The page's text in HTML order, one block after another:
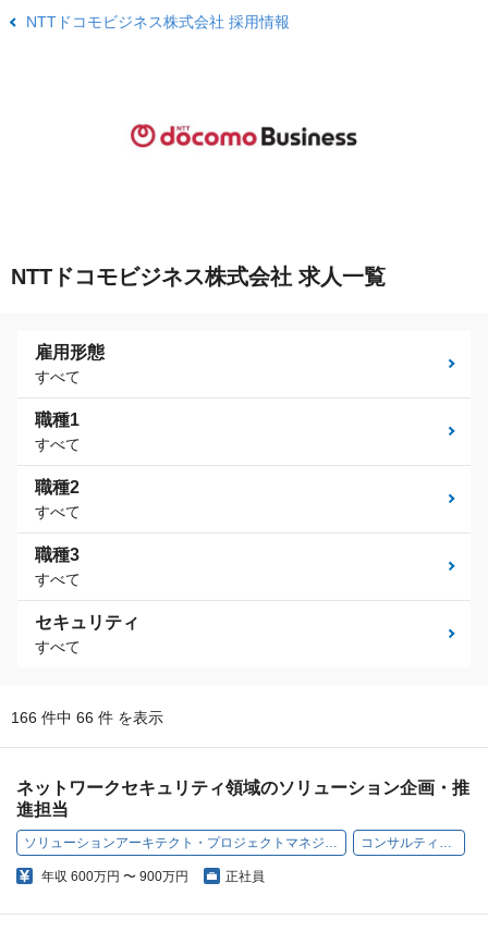
NTTドコモビジネス株式会社 採用情報
NTTドコモビジネス株式会社 求人一覧
雇用形態
すべて
職種1
すべて
職種2
すべて
職種3
すべて
セキュリティ
すべて
166 件中 66 件 を表示
ネットワークセキュリティ領域のソリューション企画・推
進担当
ソリューションアーキテクト・プロジェクトマネジメント コンサルティング
年収 600万円 〜 900万円 正社員